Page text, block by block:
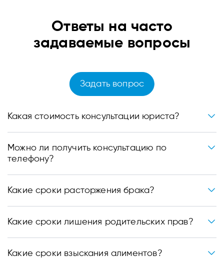
Ответы на часто
задаваемые вопросы
Задать вопрос
Какая стоимость консультации юриста?
Можно ли получить консультацию по
телефону?
Какие сроки расторжения брака?
Какие сроки лишения родительских прав?
Какие сроки взыскания алиментов?